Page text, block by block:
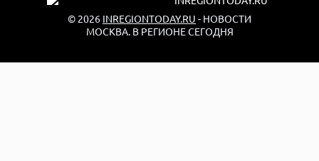
© 2026 INREGIONTODAY.RU - НОВОСТИ
МОСКВА. В РЕГИОНЕ СЕГОДНЯ